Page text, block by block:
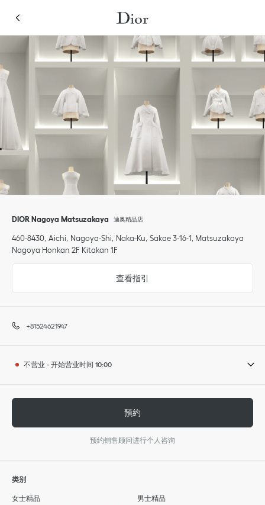
DIOR Nagoya Matsuzakaya 迪奥精品店
460-8430 Aichi Nagoya-Shi Naka-Ku Sakae 3-16-1 , Matsuzakaya
Nagoya Honkan 2F Kitakan 1F
查看指引
+81524621947
不营业 - 开始营业时间 10:00
預約
预约销售顾问进行个人咨询
类别
女士精品
男士精品